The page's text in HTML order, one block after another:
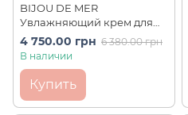
BIJOU DE MER
Увлажняющий крем для
шеи и тела с лифтинг
эффектом Beaute
Cream (195 г)
4 750.00 грн 6 380.00 грн
В наличии
Купить